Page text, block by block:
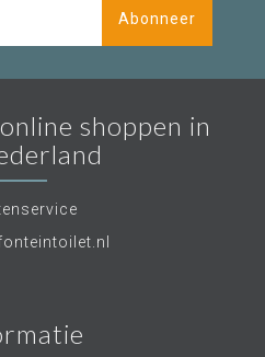
Abonneer
shoppen in